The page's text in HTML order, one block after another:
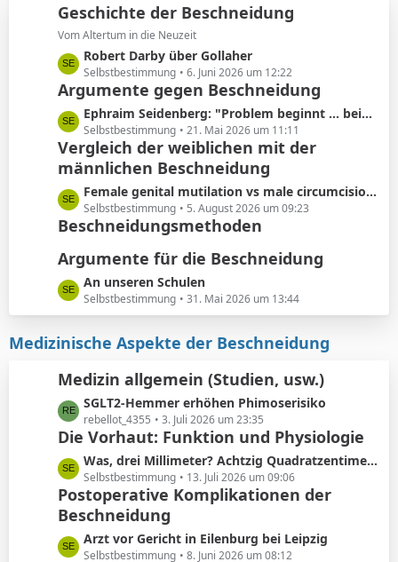
e
i
t
r
ä
g
e
Geschichte der Beschneidung
Vom Altertum in die Neuzeit
L
e
t
z
t
e
B
e
i
r
ä
g
e
Robert Darby über Gollaher
Selbstbestimmung 6. Juni 2026 um 12:22
Argumente gegen Beschneidung
L
e
t
z
e
B
e
i
r
e
Ephraim Seidenberg: "Problem beginnt ... beim Abschneiden der Vorhaut"
Selbstbestimmung 21. Mai 2026 um 11:11
Vergleich der weiblichen mit der
männlichen Beschneidung
L
e
t
t
e
B
e
i
t
ä
g
e
Female genital mutilation vs male circumcision: Understanding the differences
Selbstbestimmung 5. August 2026 um 09:23
Beschneidungsmethoden
Argumente für die Beschneidung
L
e
t
z
t
e
B
e
i
t
r
ä
g
e
An unseren Schulen
Selbstbestimmung 31. Mai 2026 um 13:44
Medizinische Aspekte der Beschneidung
Medizin allgemein (Studien, usw.)
L
e
t
z
t
e
B
e
i
SGLT2-Hemmer erhöhen Phimoserisiko
rebellot_4355 3. Juli 2026 um 23:35
Die Vorhaut: Funktion und Physiologie
L
e
t
z
e
Was, drei Millimeter? Achtzig Quadratzentimeter!
Selbstbestimmung 13. Juli 2026 um 09:06
Postoperative Komplikationen der
Beschneidung
L
e
Arzt vor Gericht in Eilenburg bei Leipzig
Selbstbestimmung 8. Juni 2026 um 08:12